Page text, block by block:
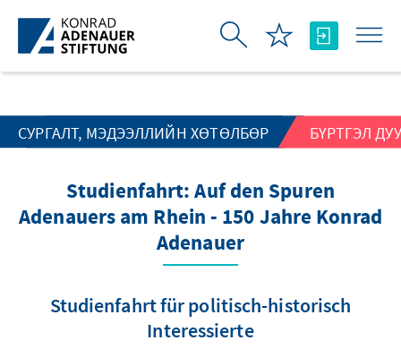
Skip to Main Content
СУРГАЛТ, МЭДЭЭЛЛИЙН ХӨТӨЛБӨР БҮРТГЭЛ
Studienfahrt: Auf den Spuren
Adenauers am Rhein - 150 Jahre Konrad
Adenauer
Studienfahrt für politisch-historisch
Interessierte